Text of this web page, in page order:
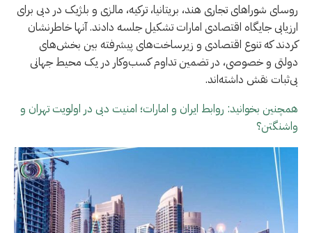
روسای شوراهای تجاری هند، بریتانیا، ترکیه، مالزی و بلژیک در دبی برای
ارزیابی جایگاه اقتصادی امارات تشکیل جلسه دادند. آنها خاطرنشان
کردند که تنوع اقتصادی و زیرساخت‌های پیشرفته بین بخش‌های
دولتی و خصوصی، در تضمین تداوم کسب‌وکار در یک محیط جهانی
بی‌ثبات نقش داشته‌اند.
همچنین بخوانید: روابط ایران و امارات؛ امنیت دبی در اولویت تهران و
واشنگتن؟